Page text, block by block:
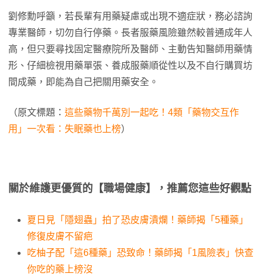
劉修勳呼籲，若長輩有用藥疑慮或出現不適症狀，務必諮詢
專業醫師，切勿自行停藥。長者服藥風險雖然較普通成年人
高，但只要尋找固定醫療院所及醫師、主動告知醫師用藥情
形、仔細檢視用藥單張、養成服藥順從性以及不自行購買坊
間成藥，即能為自己把關用藥安全。
（原文標題： 這些藥物千萬別一起吃！4類「藥物交互作
用」一次看：失眠藥也上榜）
關於維護更優質的【職場健康】，推薦您這些好觀點
夏日見「隱翅蟲」拍了恐皮膚潰爛！藥師揭「5種藥」
修復皮膚不留疤
吃柚子配「這6種藥」恐致命！藥師揭「1風險表」快查
你吃的藥上榜沒